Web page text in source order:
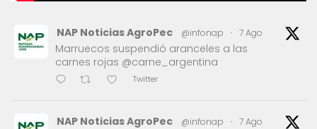
NAP Noticias AgroPec @infonap · 7 Ago
Marruecos suspendió aranceles a las
carnes rojas @carne_argentina
Twitter
NAP Noticias AgroPec @infonap · 7 Ago